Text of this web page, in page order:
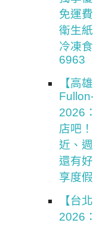
免運
衛生
冷凍
6963
【高
2026
店吧
近、
還有
享度
【台
2026